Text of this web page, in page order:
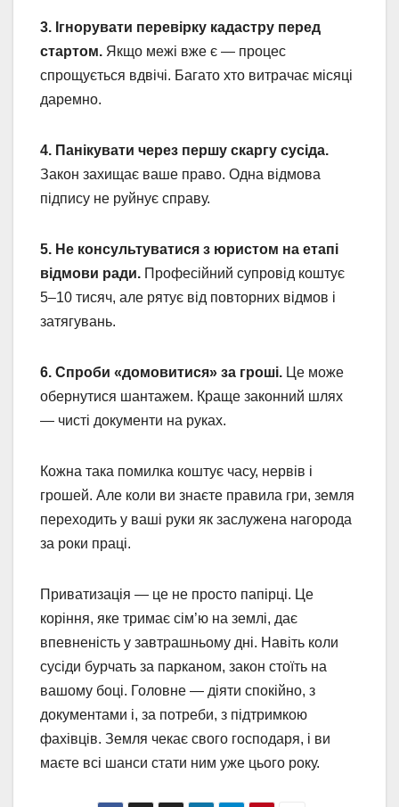
3. Ігнорувати перевірку кадастру перед
стартом. Якщо межі вже є — процес
спрощується вдвічі. Багато хто витрачає місяці
даремно.
4. Панікувати через першу скаргу сусіда.
Закон захищає ваше право. Одна відмова
підпису не руйнує справу.
5. Не консультуватися з юристом на етапі
відмови ради. Професійний супровід коштує
5–10 тисяч, але рятує від повторних відмов і
затягувань.
6. Спроби «домовитися» за гроші. Це може
обернутися шантажем. Краще законний шлях
— чисті документи на руках.
Кожна така помилка коштує часу, нервів і
грошей. Але коли ви знаєте правила гри, земля
переходить у ваші руки як заслужена нагорода
за роки праці.
Приватизація — це не просто папірці. Це
коріння, яке тримає сім’ю на землі, дає
впевненість у завтрашньому дні. Навіть коли
сусіди бурчать за парканом, закон стоїть на
вашому боці. Головне — діяти спокійно, з
документами і, за потреби, з підтримкою
фахівців. Земля чекає свого господаря, і ви
маєте всі шанси стати ним уже цього року.